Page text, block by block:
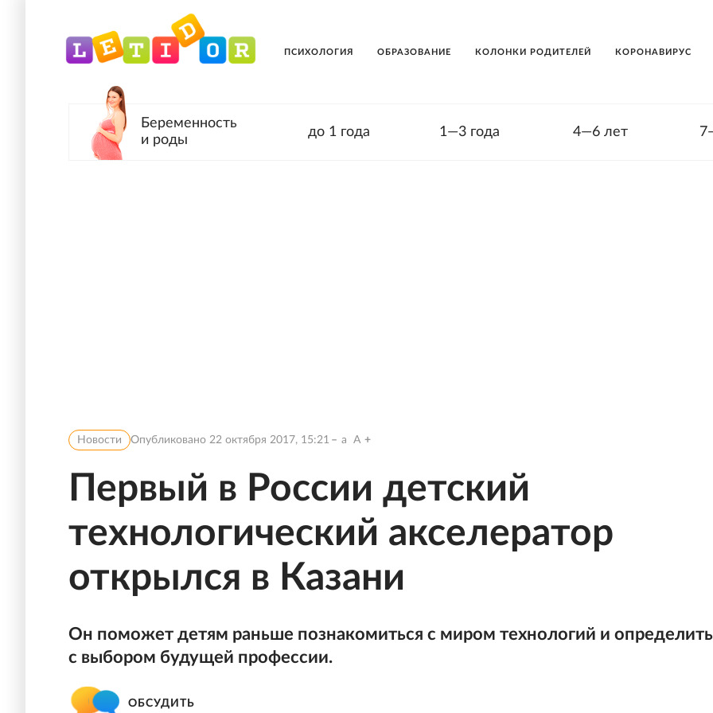
ПСИХОЛОГИЯ ОБРАЗОВАНИЕ КОЛОНКИ РОДИТЕЛЕЙ КОРОНАВИРУС
Беременность
и роды
до 1 года 1—3 года 4—6 лет
Новости Опубликовано 22 октября 2017, 15:21 a A
Первый в России детский
технологический акселератор
открылся в Казани
Он поможет детям раньше познакомиться с миром технологий и
с выбором будущей профессии.
ОБСУДИТЬ